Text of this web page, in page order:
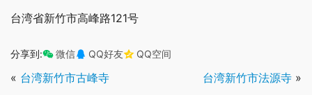
台湾省新竹市高峰路121号
分享到: 微信 QQ好友 QQ空间
« 台湾新竹市古峰寺 台湾新竹市法源寺 »